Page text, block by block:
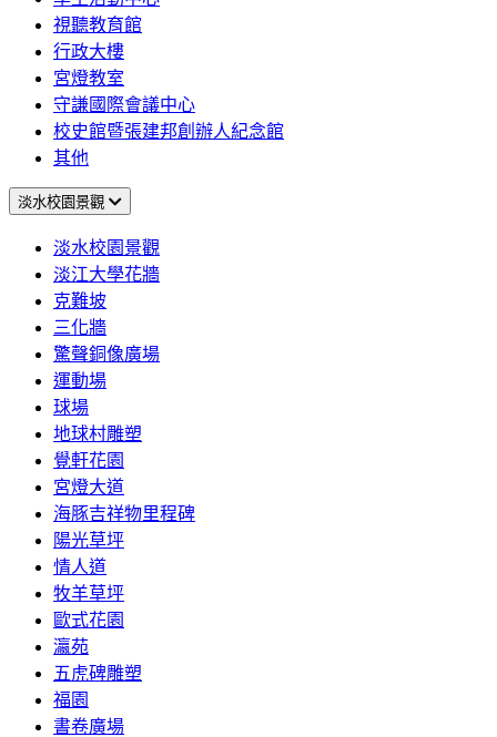
視聽教育館
行政大樓
宮燈教室
守謙國際會議中心
校史館暨張建邦創辦人紀念館
其他
淡水校園景觀
淡水校園景觀
淡江大學花牆
克難坡
三化牆
驚聲銅像廣場
運動場
球場
地球村雕塑
覺軒花園
宮燈大道
海豚吉祥物里程碑
陽光草坪
情人道
牧羊草坪
歐式花園
瀛苑
五虎碑雕塑
福園
書卷廣場